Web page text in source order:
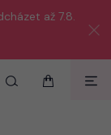
až 7.8.